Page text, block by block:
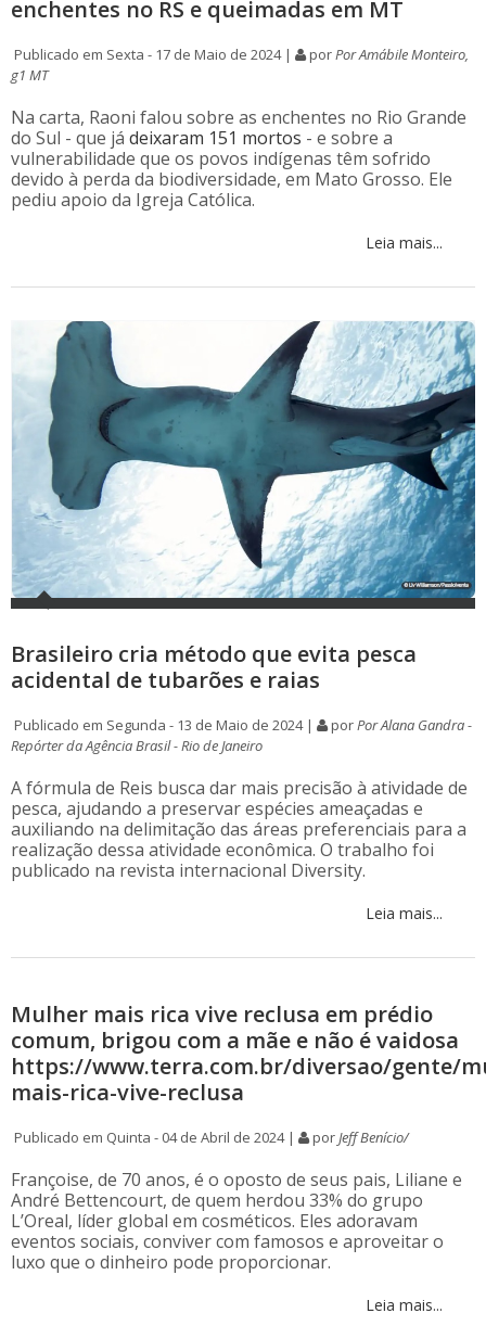
enchentes no RS e queimadas em MT
Publicado em Sexta - 17 de Maio de 2024 | porPor Amábile Monteiro,
g1 MT
Na carta, Raoni falou sobre as enchentes no Rio Grande
do Sul - que já deixaram 151 mortos - e sobre a
vulnerabilidade que os povos indígenas têm sofrido
devido à perda da biodiversidade, em Mato Grosso. Ele
pediu apoio da Igreja Católica.
Leia mais...
Brasileiro cria método que evita pesca
acidental de tubarões e raias
Publicado em Segunda - 13 de Maio de 2024 | porPor Alana Gandra -
Repórter da Agência Brasil - Rio de Janeiro
A fórmula de Reis busca dar mais precisão à atividade de
pesca, ajudando a preservar espécies ameaçadas e
auxiliando na delimitação das áreas preferenciais para a
realização dessa atividade econômica. O trabalho foi
publicado na revista internacional Diversity.
Leia mais...
Mulher mais rica vive reclusa em prédio
comum, brigou com a mãe e não é vaidosa
https://www.terra.com.br/diversao/gente/
mais-rica-vive-reclusa
Publicado em Quinta - 04 de Abril de 2024 | porJeff Benício/
Françoise, de 70 anos, é o oposto de seus pais, Liliane e
André Bettencourt, de quem herdou 33% do grupo
L’Oreal, líder global em cosméticos. Eles adoravam
eventos sociais, conviver com famosos e aproveitar o
luxo que o dinheiro pode proporcionar.
Leia mais...